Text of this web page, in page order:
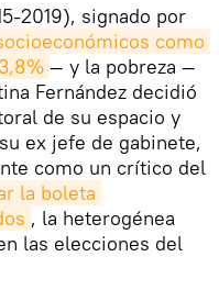
2019), signado por
como
— y la pobreza —
Fernández decidió
de su espacio y
ex jefe de gabinete,
como un crítico del
la boleta
, la heterogénea
las elecciones del